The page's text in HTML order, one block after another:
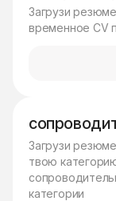
Загрузи
временное CV
Загрузи
твою
категории